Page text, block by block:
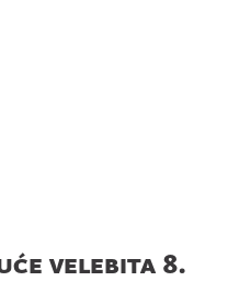
velebita 8.